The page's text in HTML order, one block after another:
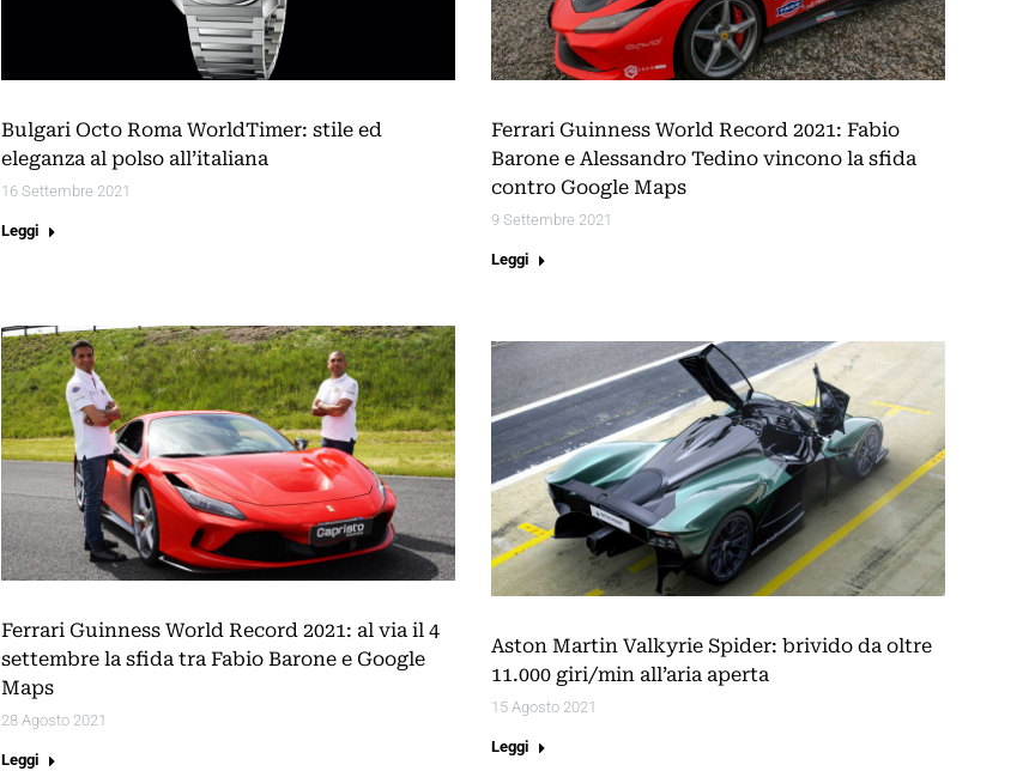
Bulgari Octo Roma WorldTimer: stile ed
eleganza al polso all’italiana
16 Settembre 2021
Leggi
Ferrari Guinness World Record 2021: Fabio
Barone e Alessandro Tedino vincono la sfida
contro Google Maps
9 Settembre 2021
Leggi
Ferrari Guinness World Record 2021: al via il 4
settembre la sfida tra Fabio Barone e Google
Maps
28 Agosto 2021
Leggi
Aston Martin Valkyrie Spider: brivido da oltre
11.000 giri/min all’aria aperta
15 Agosto 2021
Leggi